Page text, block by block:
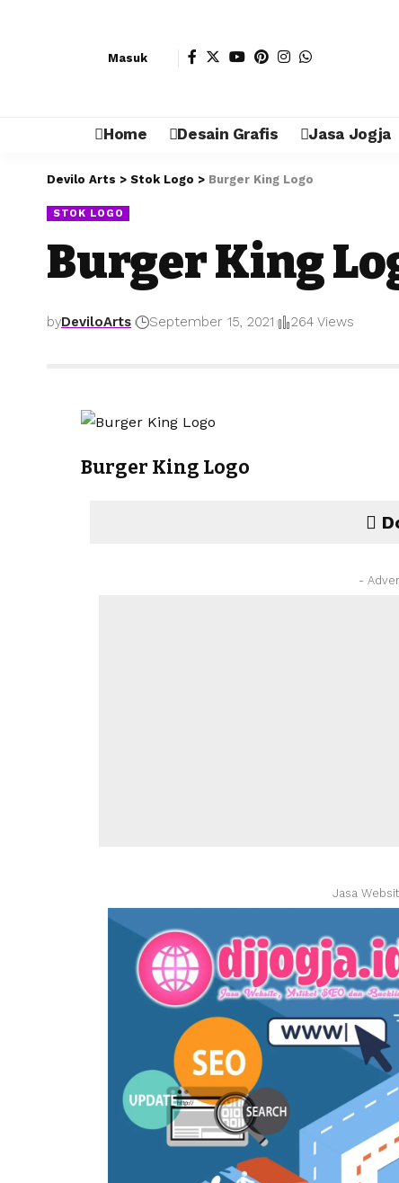
Masuk
Home Desain Grafis Jasa Jogja
Devilo Arts > Stok Logo > Burger King Logo
STOK LOGO
Burger King
byDeviloArts September 15, 2021 264 Views
Burger King Logo
-
Jasa